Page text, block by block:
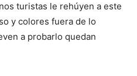
turistas le rehúyen a este
y colores fuera de lo
a probarlo quedan